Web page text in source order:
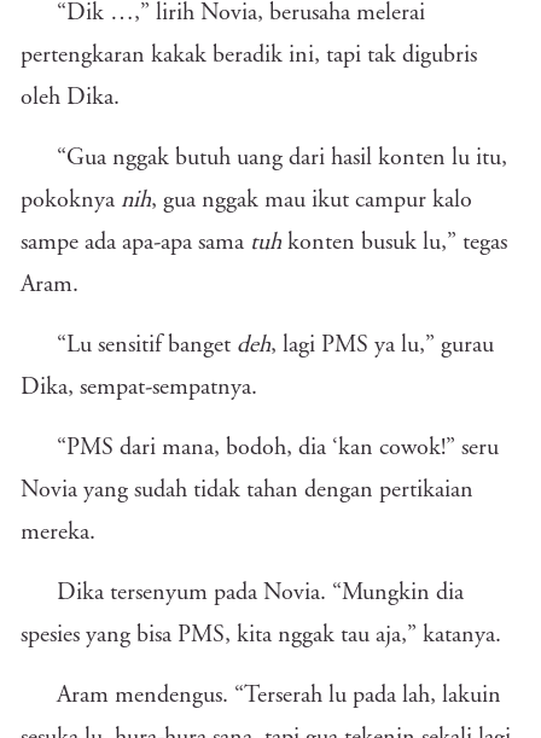
“Dik …,” lirih Novia, berusaha melerai
pertengkaran kakak beradik ini, tapi tak digubris
oleh Dika.
“Gua nggak butuh uang dari hasil konten lu itu,
pokoknya nih, gua nggak mau ikut campur kalo
sampe ada apa-apa sama tuh konten busuk lu,” tegas
Aram.
“Lu sensitif banget deh, lagi PMS ya lu,” gurau
Dika, sempat-sempatnya.
“PMS dari mana, bodoh, dia ‘kan cowok!” seru
Novia yang sudah tidak tahan dengan pertikaian
mereka.
Dika tersenyum pada Novia. “Mungkin dia
spesies yang bisa PMS, kita nggak tau aja,” katanya.
Aram mendengus. “Terserah lu pada lah, lakuin